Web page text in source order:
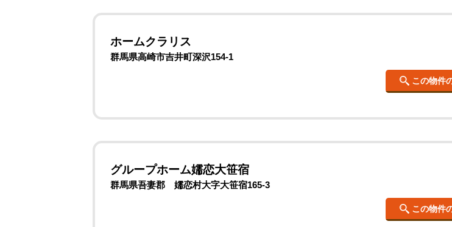
ホームクラリス
群馬県高崎市吉井町深沢154-1
この物件
グループホーム嬬恋大笹宿
群馬県吾妻郡 嬬恋村大字大笹宿165-3
この物件